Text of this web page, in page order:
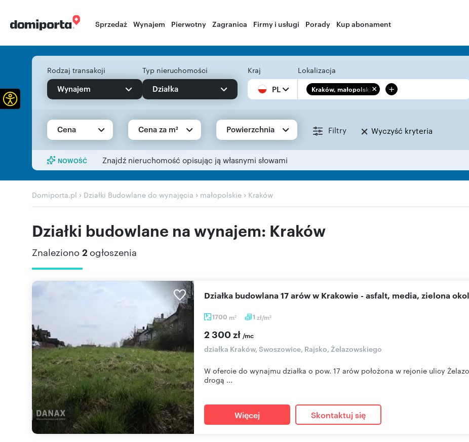
Sprzedaż Wynajem Pierwotny Zagranica Firmy i usługi Porady Kup abonament
Rodzaj transakcji
Wynajem
Typ nieruchomości
Działka
Kraj
PL
Lokalizacja
Kraków, małopolskie +
Cena Cena za m² Powierzchnia Filtry Wyczyść kryteria
NOWOŚĆ Znajdź nieruchomość opisując ją własnymi słowami
Domiporta.pl › Działki Budowlane do wynajęcia › małopolskie › Kraków
Działki budowlane na wynajem: Kraków
Znaleziono 2 ogłoszenia
1700 m2 1 zł/m2
Działka budowlana 17 arów w Krakowie - asfalt, media, zielona
2 300 zł /mc
działka Kraków, Swoszowice, Rajsko, Żelazowskiego
W ofercie do wynajmu działka o pow. 17 arów położona w rejonie ulicy
drogą ...
Więcej Skontaktuj się
Otwórz pasek narzędzi